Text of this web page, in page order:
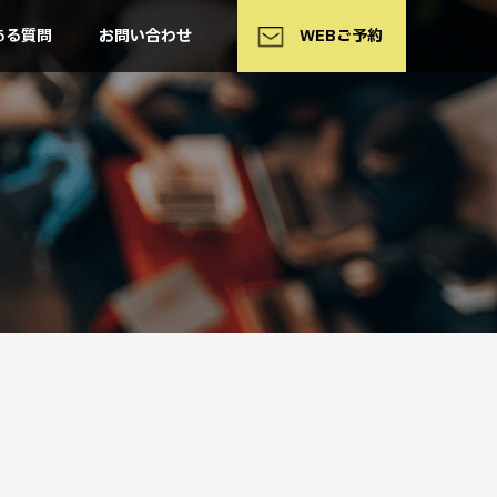
る質問 お問い合わせ WEBご予約